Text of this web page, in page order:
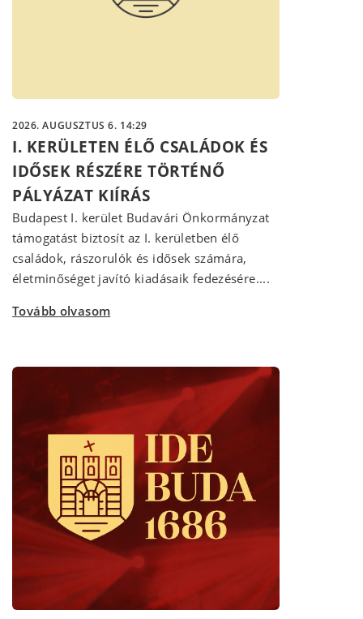
2026. AUGUSZTUS 6. 14:29
I. KERÜLETEN ÉLŐ CSALÁDOK ÉS
IDŐSEK RÉSZÉRE TÖRTÉNŐ
PÁLYÁZAT KIÍRÁS
Budapest I. kerület Budavári Önkormányzat
támogatást biztosít az I. kerületben élő
családok, rászorulók és idősek számára,
életminőséget javító kiadásaik fedezésére....
Tovább olvasom